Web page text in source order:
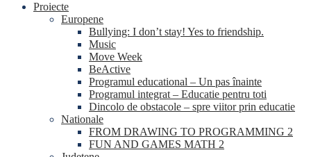
Proiecte
Europene
Bullying: I don’t stay! Yes to friendship.
Music
Move Week
BeActive
Programul educational – Un pas înainte
Programul integrat – Educatie pentru toti
Dincolo de obstacole – spre viitor prin educatie
Nationale
FROM DRAWING TO PROGRAMMING 2
FUN AND GAMES MATH 2